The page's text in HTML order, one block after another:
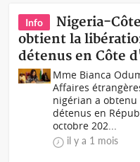
Info
Nigeria-
obtient la
détenus en Côte
Mme Bianca
Affaires
nigérian a
détenus en
octobre 202...
il y a 1 mois